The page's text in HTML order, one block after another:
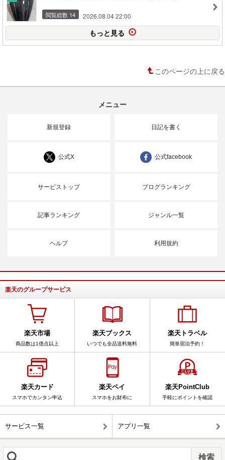
閲覧総数 14 2026.08.04 22:00
もっと見る
このページの上に戻る
メニュー
新規登録 日記を書く
公式X 公式facebook
サービストップ ブログランキング
記事ランキング ジャンル一覧
ヘルプ 利用規約
楽天のグループサービス
楽天市場
商品数は1億点以上
楽天ブックス
いつでも全品送料無料
楽天トラベル
簡単宿泊予約！
楽天カード
スマホでカンタン申込
楽天ペイ
スマホをお財布に
楽天PointClub
手軽にポイントを確認
サービス一覧 アプリ一覧